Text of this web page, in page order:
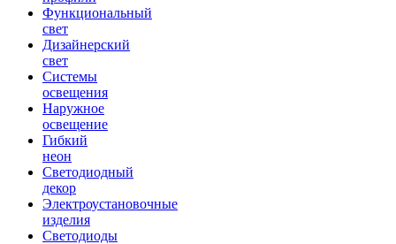
Функциональный
свет
Дизайнерский
свет
Системы
освещения
Наружное
освещение
Гибкий
неон
Светодиодный
декор
Электроустановочные
изделия
Светодиоды